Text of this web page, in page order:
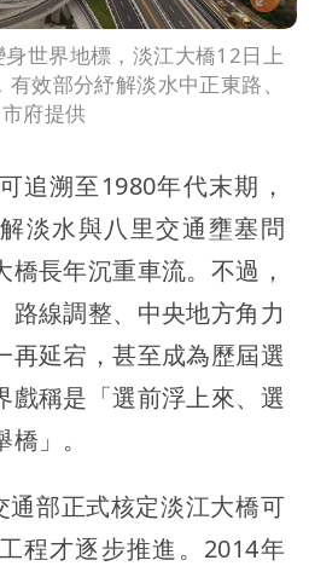
世界地標，淡江大橋12日上
效部分紓解淡水中正東路、
府提供
追溯至1980年代末期，
淡水與八里交通壅塞問
長年沉重車流。不過，
路線調整、中央地方角力
再延宕，甚至成為歷屆選
戲稱是「選前浮上來、選
」。
通部正式核定淡江大橋可
程才逐步推進。2014年